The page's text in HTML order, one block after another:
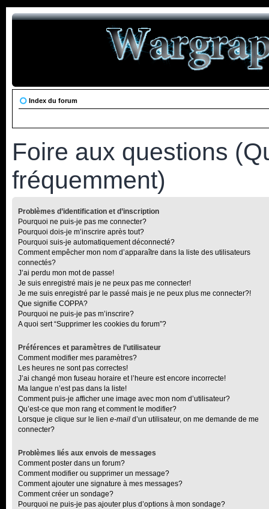
Index du forum
Foire aux questions
fréquemment)
Problèmes d’identification et d’inscription
Pourquoi ne puis-je pas me connecter?
Pourquoi dois-je m’inscrire après tout?
Pourquoi suis-je automatiquement déconnecté?
Comment empêcher mon nom d’apparaître dans la liste des utilisateurs
connectés?
J’ai perdu mon mot de passe!
Je suis enregistré mais je ne peux pas me connecter!
Je me suis enregistré par le passé mais je ne peux plus me connecter?!
Que signifie COPPA?
Pourquoi ne puis-je pas m’inscrire?
A quoi sert “Supprimer les cookies du forum”?
Préférences et paramètres de l’utilisateur
Comment modifier mes paramètres?
Les heures ne sont pas correctes!
J’ai changé mon fuseau horaire et l’heure est encore incorrecte!
Ma langue n’est pas dans la liste!
Comment puis-je afficher une image avec mon nom d’utilisateur?
Qu’est-ce que mon rang et comment le modifier?
Lorsque je clique sur le lien e-mail d’un utilisateur, on me demande de me
connecter?
Problèmes liés aux envois de messages
Comment poster dans un forum?
Comment modifier ou supprimer un message?
Comment ajouter une signature à mes messages?
Comment créer un sondage?
Pourquoi ne puis-je pas ajouter plus d’options à mon sondage?